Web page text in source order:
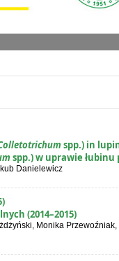
spp.) in
spp.) w uprawie
Danielewicz
(2014–2015)
Monika